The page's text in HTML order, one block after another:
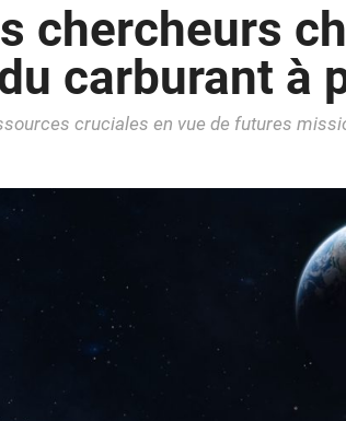
chercheurs
carburant à
cruciales en vue de futures